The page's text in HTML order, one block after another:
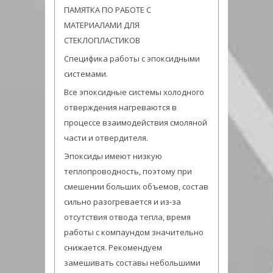
ПАМЯТКА ПО РАБОТЕ С
МАТЕРИАЛАМИ ДЛЯ
СТЕКЛОПЛАСТИКОВ
Специфика работы с эпоксидными
системами.
Все эпоксидные системы холодного
отверждения нагреваются в
процессе взаимодействия смоляной
части и отвердителя.
Эпоксиды имеют низкую
теплопроводность, поэтому при
смешении больших объемов, состав
сильно разогревается и из-за
отсутствия отвода тепла, время
работы с компаундом значительно
снижается. Рекомендуем
замешивать составы небольшими